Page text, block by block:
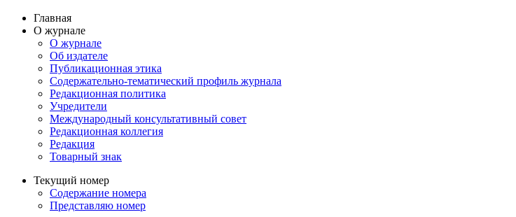
Главная
О журнале
О журнале
Об издателе
Публикационная этика
Содержательно-тематический профиль журнала
Редакционная политика
Учредители
Международный консультативный совет
Редакционная коллегия
Редакция
Товарный знак
Текущий номер
Содержание номера
Представляю номер